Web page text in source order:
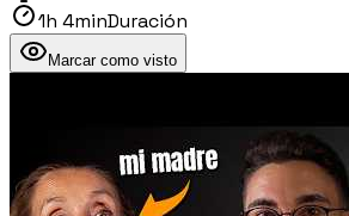
1h 4minDuración
Marcar como visto